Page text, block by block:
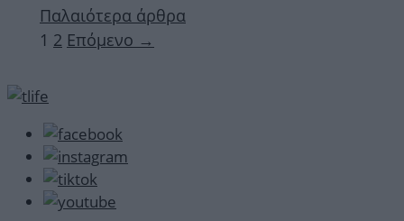
Παλαιότερα άρθρα
Σελίδα
1 Σελίδα
2 Επόμενο →